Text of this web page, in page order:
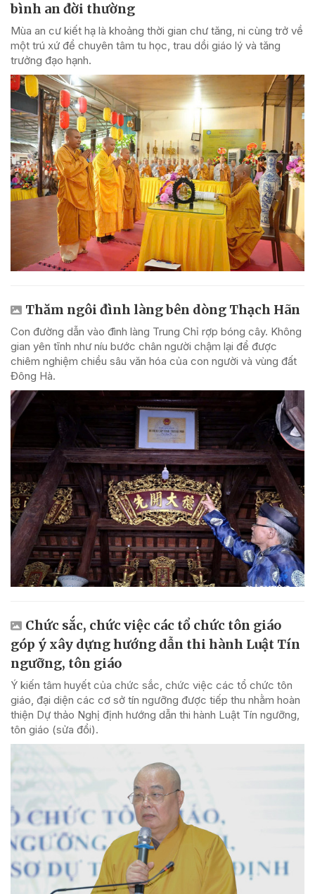
bình an đời thường
Mùa an cư kiết hạ là khoảng thời gian chư tăng, ni cùng trở về
một trú xứ để chuyên tâm tu học, trau dồi giáo lý và tăng
trưởng đạo hạnh.
Thăm ngôi đình làng bên dòng Thạch Hãn
Con đường dẫn vào đình làng Trung Chỉ rợp bóng cây. Không
gian yên tĩnh như níu bước chân người chậm lại để được
chiêm nghiệm chiều sâu văn hóa của con người và vùng đất
Đông Hà.
Chức sắc, chức việc các tổ chức tôn giáo
góp ý xây dựng hướng dẫn thi hành Luật Tín
ngưỡng, tôn giáo
Ý kiến tâm huyết của chức sắc, chức việc các tổ chức tôn
giáo, đại diện các cơ sở tín ngưỡng được tiếp thu nhằm hoàn
thiện Dự thảo Nghị định hướng dẫn thi hành Luật Tín ngưỡng,
tôn giáo (sửa đổi).